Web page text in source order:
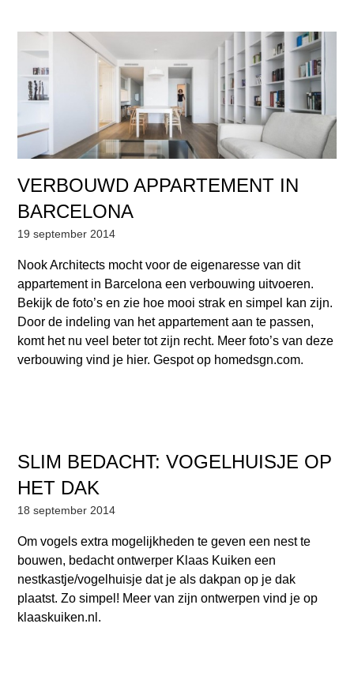
VERBOUWD APPARTEMENT IN
BARCELONA
19 september 2014
Nook Architects mocht voor de eigenaresse van dit
appartement in Barcelona een verbouwing uitvoeren.
Bekijk de foto’s en zie hoe mooi strak en simpel kan zijn.
Door de indeling van het appartement aan te passen,
komt het nu veel beter tot zijn recht. Meer foto’s van deze
verbouwing vind je hier. Gespot op homedsgn.com.
SLIM BEDACHT: VOGELHUISJE OP
HET DAK
18 september 2014
Om vogels extra mogelijkheden te geven een nest te
bouwen, bedacht ontwerper Klaas Kuiken een
nestkastje/vogelhuisje dat je als dakpan op je dak
plaatst. Zo simpel! Meer van zijn ontwerpen vind je op
klaaskuiken.nl.